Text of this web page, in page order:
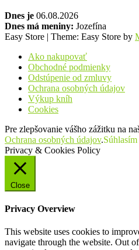
Dnes je 06.08.2026
Dnes má meniny: Jozefína
Easy Store | Theme: Easy Store by
Ako nakupovať
Obchodné podmienky
Odstúpenie od zmluvy
Ochrana osobných údajov
Výkup kníh
Cookies
Pre zlepšovanie vášho zážitku na
Ochrana osobných údajov.Súhlasím
Privacy & Cookies Policy
Close
Privacy Overview
This website uses cookies to
navigate through the website. Out